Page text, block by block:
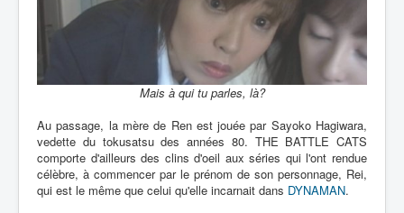
Mais à qui tu parles, là?
Au passage, la mère de Ren est jouée par Sayoko Hagiwara,
vedette du tokusatsu des années 80. THE BATTLE CATS
comporte d'ailleurs des clins d'oeil aux séries qui l'ont rendue
célèbre, à commencer par le prénom de son personnage, Rei,
qui est le même que celui qu'elle incarnait dans DYNAMAN.